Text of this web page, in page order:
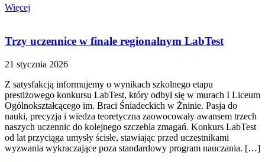
Więcej
Trzy uczennice w finale regionalnym LabTest
21 stycznia 2026
Z satysfakcją informujemy o wynikach szkolnego etapu
prestiżowego konkursu LabTest, który odbył się w murach I Liceum
Ogólnokształcącego im. Braci Śniadeckich w Żninie. Pasja do
nauki, precyzja i wiedza teoretyczna zaowocowały awansem trzech
naszych uczennic do kolejnego szczebla zmagań. Konkurs LabTest
od lat przyciąga umysły ścisłe, stawiając przed uczestnikami
wyzwania wykraczające poza standardowy program nauczania. […]